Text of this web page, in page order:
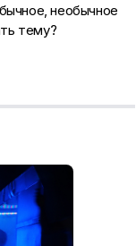
необычное
тему?